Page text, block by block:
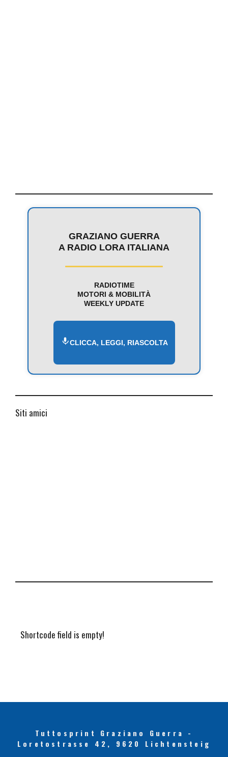
GRAZIANO GUERRA
A RADIO LORA ITALIANA
RADIOTIME
MOTORI & MOBILITÀ
WEEKLY UPDATE
CLICCA, LEGGI, RIASCOLTA
Siti amici
Shortcode field is empty!
Tuttosprint Graziano Guerra -
Loretostrasse 42, 9620 Lichtensteig